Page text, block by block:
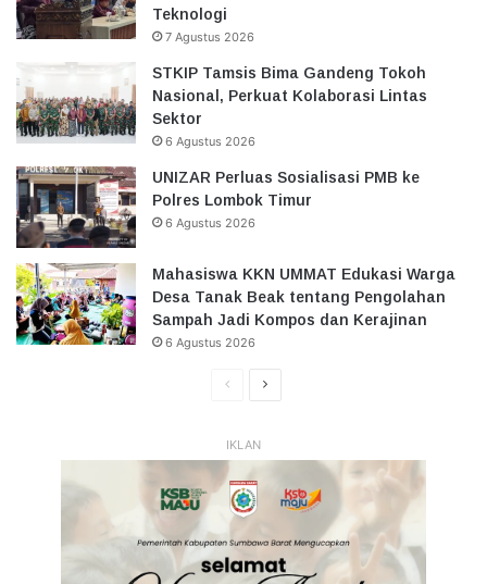
Teknologi
7 Agustus 2026
STKIP Tamsis Bima Gandeng Tokoh
Nasional, Perkuat Kolaborasi Lintas
Sektor
6 Agustus 2026
UNIZAR Perluas Sosialisasi PMB ke
Polres Lombok Timur
6 Agustus 2026
Mahasiswa KKN UMMAT Edukasi Warga
Desa Tanak Beak tentang Pengolahan
Sampah Jadi Kompos dan Kerajinan
6 Agustus 2026
HalamanHalaman
IKLAN